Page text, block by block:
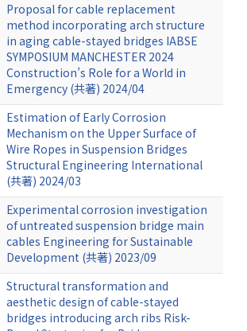
Proposal for cable replacement
method incorporating arch structure
in aging cable-stayed bridges IABSE
SYMPOSIUM MANCHESTER 2024
Construction’s Role for a World in
Emergency (共著) 2024/04
Estimation of Early Corrosion
Mechanism on the Upper Surface of
Wire Ropes in Suspension Bridges
Structural Engineering International
(共著) 2024/03
Experimental corrosion investigation
of untreated suspension bridge main
cables Engineering for Sustainable
Development (共著) 2023/09
Structural transformation and
aesthetic design of cable-stayed
bridges introducing arch ribs Risk-